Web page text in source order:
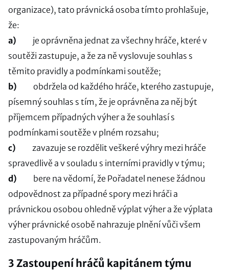
organizace), tato právnická osoba tímto prohlašuje,
že:
a) je oprávněna jednat za všechny hráče, které v
soutěži zastupuje, a že za ně vyslovuje souhlas s
těmito pravidly a podmínkami soutěže;
b) obdržela od každého hráče, kterého zastupuje,
písemný souhlas s tím, že je oprávněna za něj být
příjemcem případných výher a že souhlasí s
podmínkami soutěže v plném rozsahu;
c) zavazuje se rozdělit veškeré výhry mezi hráče
spravedlivě a v souladu s interními pravidly v týmu;
d) bere na vědomí, že Pořadatel nenese žádnou
odpovědnost za případné spory mezi hráči a
právnickou osobou ohledně výplat výher a že výplata
výher právnické osobě nahrazuje plnění vůči všem
zastupovaným hráčům.
3 Zastoupení hráčů kapitánem týmu